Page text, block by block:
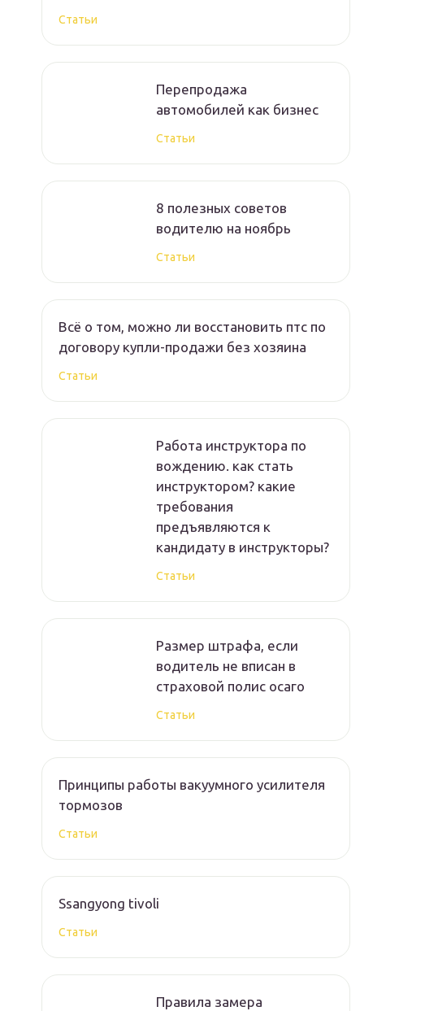
Статьи
Перепродажа
автомобилей как бизнес
Статьи
8 полезных советов
водителю на ноябрь
Статьи
Всё о том, можно ли восстановить птс по
договору купли-продажи без хозяина
Статьи
Работа инструктора по
вождению. как стать
инструктором? какие
требования
предъявляются к
кандидату в инструкторы?
Статьи
Размер штрафа, если
водитель не вписан в
страховой полис осаго
Статьи
Принципы работы вакуумного усилителя
тормозов
Статьи
Ssangyong tivoli
Статьи
Правила замера